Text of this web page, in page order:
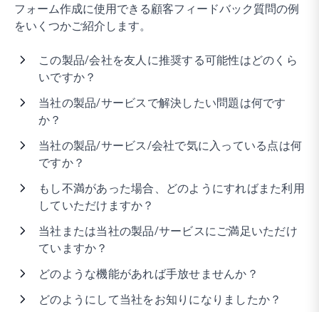
フォーム作成に使用できる顧客フィードバック質問の例
をいくつかご紹介します。
この製品/会社を友人に推奨する可能性はどのくら
いですか？
当社の製品/サービスで解決したい問題は何です
か？
当社の製品/サービス/会社で気に入っている点は何
ですか？
もし不満があった場合、どのようにすればまた利用
していただけますか？
当社または当社の製品/サービスにご満足いただけ
ていますか？
どのような機能があれば手放せませんか？
どのようにして当社をお知りになりましたか？